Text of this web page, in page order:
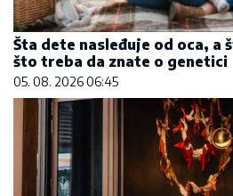
Šta dete nasleđuje od oca, a
što treba da znate o genetici
05. 08. 2026 06:45